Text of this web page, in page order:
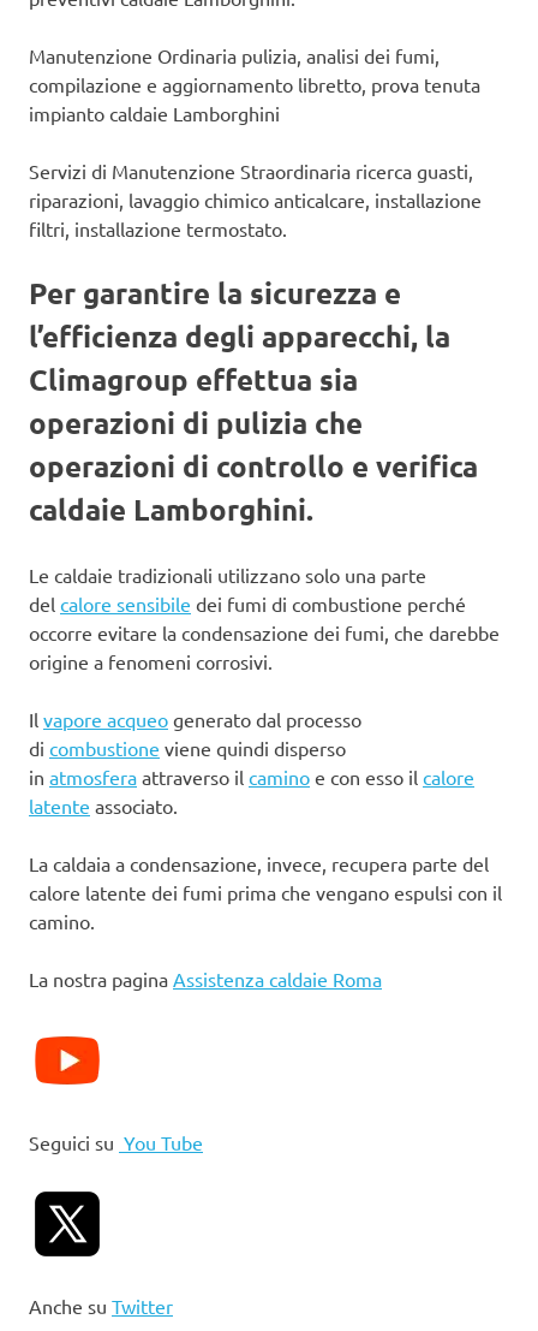
Manutenzione Ordinaria pulizia, analisi dei fumi,
compilazione e aggiornamento libretto, prova tenuta
impianto caldaie Lamborghini
Servizi di Manutenzione Straordinaria ricerca guasti,
riparazioni, lavaggio chimico anticalcare, installazione
filtri, installazione termostato.
Per garantire la sicurezza e
l’efficienza degli apparecchi, la
Climagroup effettua sia
operazioni di pulizia che
operazioni di controllo e verifica
caldaie Lamborghini.
Le caldaie tradizionali utilizzano solo una parte
del calore sensibile dei fumi di combustione perché
occorre evitare la condensazione dei fumi, che darebbe
origine a fenomeni corrosivi.
Il vapore acqueo generato dal processo
di combustione viene quindi disperso
in atmosfera attraverso il camino e con esso il calore
latente associato.
La caldaia a condensazione, invece, recupera parte del
calore latente dei fumi prima che vengano espulsi con il
camino.
La nostra pagina Assistenza caldaie Roma
Seguici su You Tube
Anche su Twitter